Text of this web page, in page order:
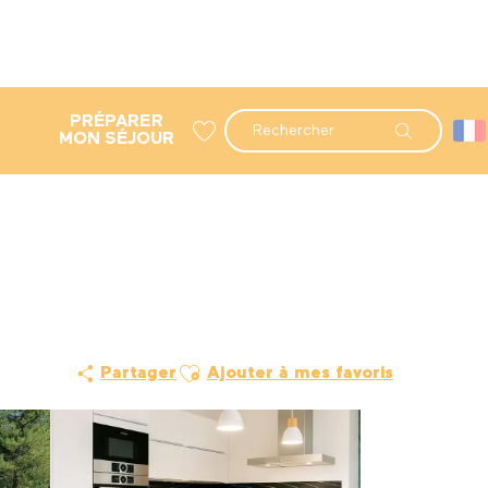
Recherche
PRÉPARER
MON SÉJOUR
Partager Ajouter aux favoris
Ajouter à mes favoris